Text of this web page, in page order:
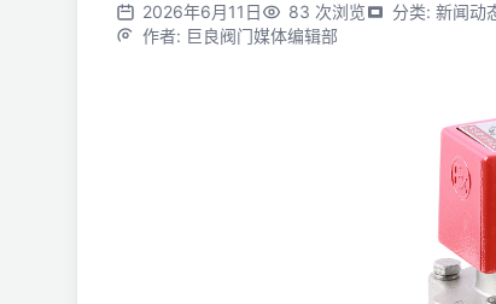
2026年6月11日 83 次浏览 分类: 新闻动
作者: 巨良阀门媒体编辑部